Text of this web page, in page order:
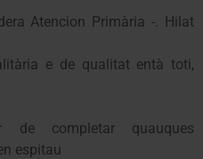
Atencion Primària -. Hilat
e de qualitat entà toti,
de completar quauques
espitau